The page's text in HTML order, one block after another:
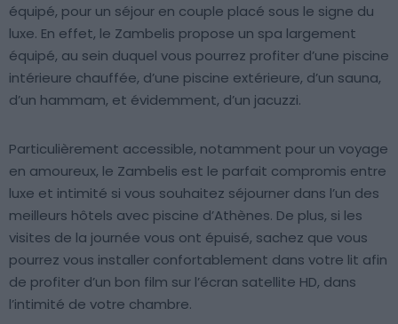
équipé, pour un séjour en couple placé sous le signe du
luxe. En effet, le Zambelis propose un spa largement
équipé, au sein duquel vous pourrez profiter d’une piscine
intérieure chauffée, d’une piscine extérieure, d’un sauna,
d’un hammam, et évidemment, d’un jacuzzi.
Particulièrement accessible, notamment pour un voyage
en amoureux, le Zambelis est le parfait compromis entre
luxe et intimité si vous souhaitez séjourner dans l’un des
meilleurs hôtels avec piscine d’Athènes. De plus, si les
visites de la journée vous ont épuisé, sachez que vous
pourrez vous installer confortablement dans votre lit afin
de profiter d’un bon film sur l’écran satellite HD, dans
l’intimité de votre chambre.